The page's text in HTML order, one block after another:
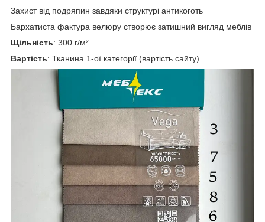
Захист від подряпин завдяки структурі антикоготь
Бархатиста фактура велюру створює затишний вигляд меблів
Щільність: 300 г/м²
Вартість: Тканина 1-ої категорії (вартість сайту)